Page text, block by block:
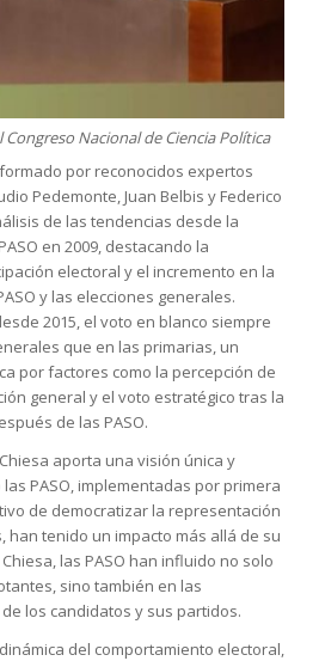
Congreso Nacional de Ciencia Política
por reconocidos expertos
Pedemonte, Juan Belbis y Federico
de las tendencias desde la
en 2009, destacando la
electoral y el incremento en la
y las elecciones generales.
2015, el voto en blanco siempre
que en las primarias, un
por factores como la percepción de
general y el voto estratégico tras la
de las PASO.
aporta una visión única y
PASO, implementadas por primera
de democratizar la representación
han tenido un impacto más allá de su
las PASO han influido no solo
sino también en las
los candidatos y sus partidos.
del comportamiento electoral,